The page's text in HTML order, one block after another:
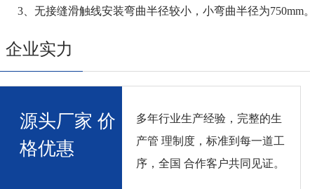
3、无接缝滑触线安装弯曲半径较小，小弯曲半径为750mm。
企业实力
源头厂家 价
格优惠
多年行业生产经验，完整的生
产管 理制度，标准到每一道工
序，全国 合作客户共同见证。